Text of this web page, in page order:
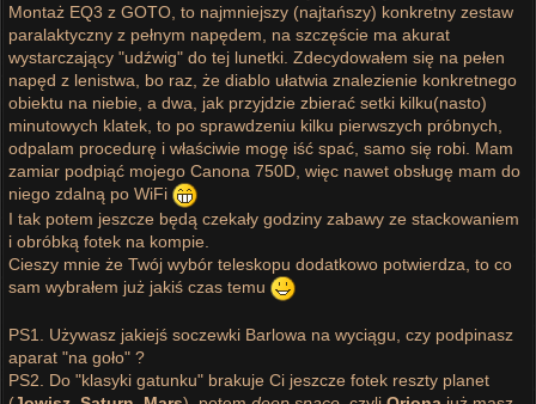
Montaż EQ3 z GOTO, to najmniejszy (najtańszy) konkretny zestaw
paralaktyczny z pełnym napędem, na szczęście ma akurat
wystarczający "udźwig" do tej lunetki. Zdecydowałem się na pełen
napęd z lenistwa, bo raz, że diablo ułatwia znalezienie konkretnego
obiektu na niebie, a dwa, jak przyjdzie zbierać setki kilku(nasto)
minutowych klatek, to po sprawdzeniu kilku pierwszych próbnych,
odpalam procedurę i właściwie mogę iść spać, samo się robi. Mam
zamiar podpiąć mojego Canona 750D, więc nawet obsługę mam do
niego zdalną po WiFi
I tak potem jeszcze będą czekały godziny zabawy ze stackowaniem
i obróbką fotek na kompie.
Cieszy mnie że Twój wybór teleskopu dodatkowo potwierdza, to co
sam wybrałem już jakiś czas temu
PS1. Używasz jakiejś soczewki Barlowa na wyciągu, czy podpinasz
aparat "na goło" ?
PS2. Do "klasyki gatunku" brakuje Ci jeszcze fotek reszty planet